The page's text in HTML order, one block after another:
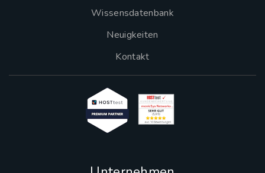
Wissensdatenbank
Neuigkeiten
Kontakt